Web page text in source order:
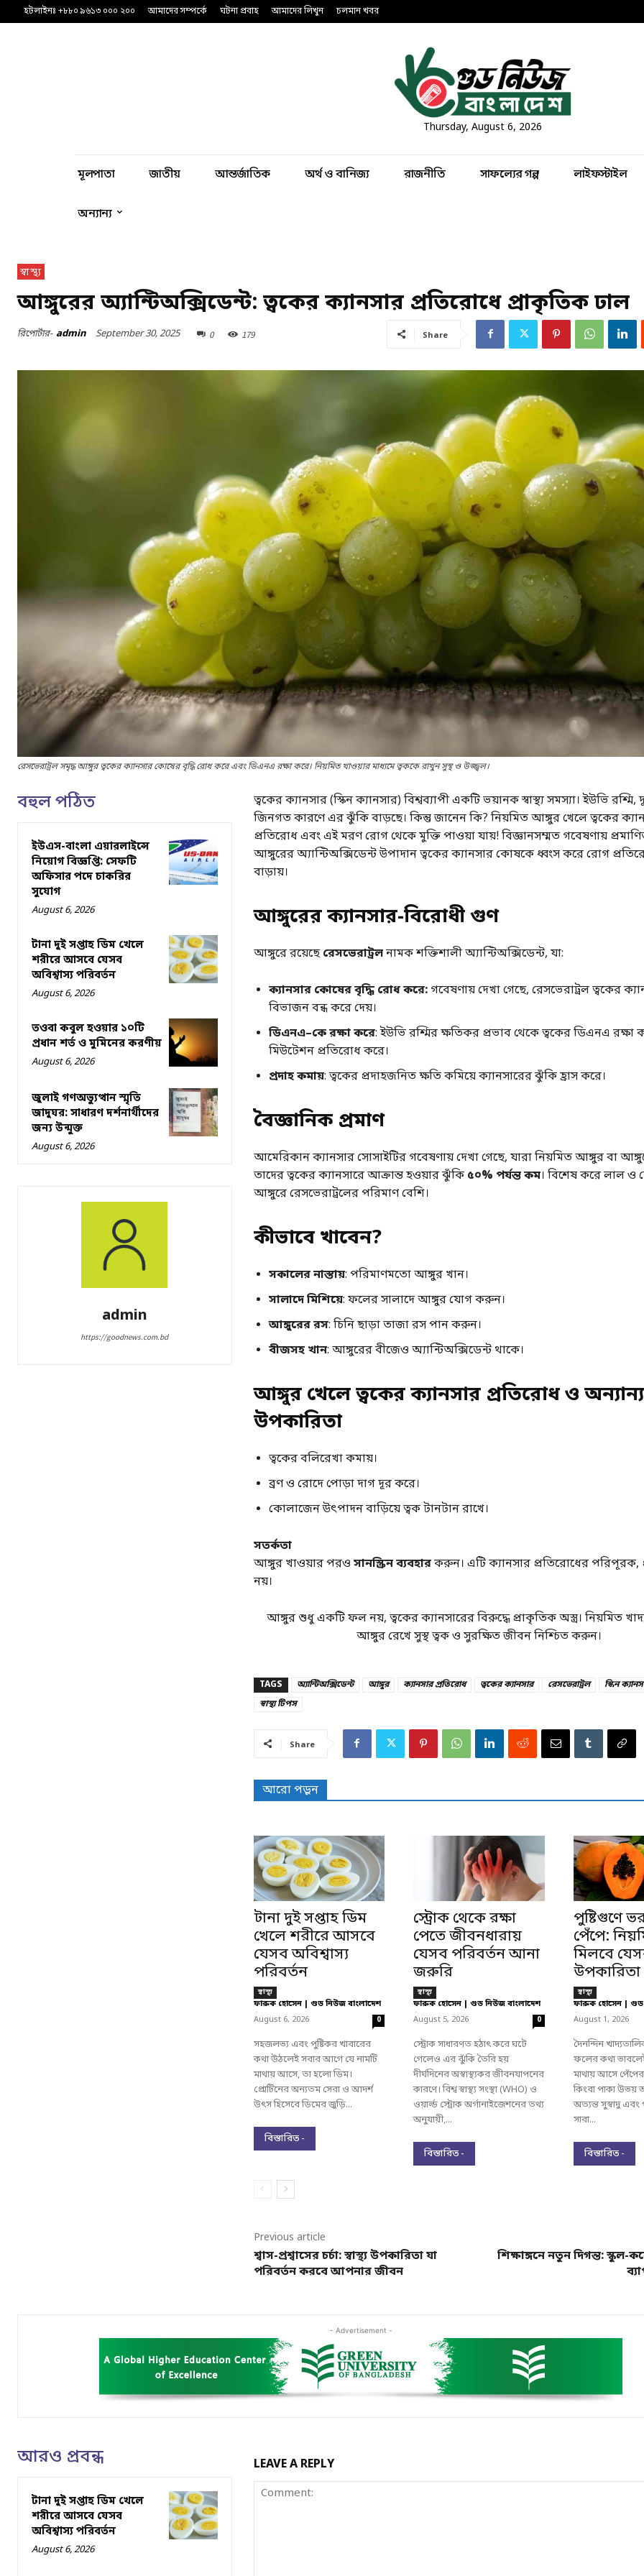
হটলাইনঃ +৮৮০ ৯৬১৩ ০০০ ২০০ আমাদের সম্পর্কে ঘটনা প্রবাহ আমাদের লিখুন চলমান খবর
Thursday, August 6, 2026
মূলপাতা জাতীয় আন্তর্জাতিক অর্থ ও বানিজ্য রাজনীতি সাফল্যের গল্প লাইফস্টাইল
অন্যান্য
স্বাস্থ্য
আঙ্গুরের অ্যান্টিঅক্সিডেন্ট: ত্বকের ক্যানসার প্রতিরোধে প্রাকৃতিক ঢাল
রিপোর্টার- admin September 30, 2025 0 179 Share
রেসভেরাট্রল সমৃদ্ধ আঙ্গুর ত্বকের ক্যানসার কোষের বৃদ্ধি রোধ করে এবং ডিএনএ রক্ষা করে। নিয়মিত খাওয়ার মাধ্যমে ত্বককে রাখুন সুস্থ ও উজ্জ্বল।
বহুল পঠিত
ইউএস-বাংলা এয়ারলাইন্সে
নিয়োগ বিজ্ঞপ্তি: সেফটি
অফিসার পদে চাকরির
সুযোগ
August 6, 2026
টানা দুই সপ্তাহ ডিম খেলে
শরীরে আসবে যেসব
অবিশ্বাস্য পরিবর্তন
August 6, 2026
তওবা কবুল হওয়ার ১০টি
প্রধান শর্ত ও মুমিনের করণীয়
August 6, 2026
জুলাই গণঅভ্যুত্থান স্মৃতি
জাদুঘর: সাধারণ দর্শনার্থীদের
জন্য উন্মুক্ত
August 6, 2026
admin
https://goodnews.com.bd
ত্বকের ক্যানসার (স্কিন ক্যানসার) বিশ্বব্যাপী একটি ভয়ানক স্বাস্থ্য সমস্যা। ইউভি
জিনগত কারণে এর ঝুঁকি বাড়ছে। কিন্তু জানেন কি? নিয়মিত আঙ্গুর খেলে ত্বকের
প্রতিরোধ এবং এই মরণ রোগ থেকে মুক্তি পাওয়া যায়! বিজ্ঞানসম্মত গবেষণায়
আঙ্গুরের অ্যান্টিঅক্সিডেন্ট উপাদান ত্বকের ক্যানসার কোষকে ধ্বংস করে রোগ
বাড়ায়।
আঙ্গুরের ক্যানসার-বিরোধী গুণ
আঙ্গুরে রয়েছেরেসভেরাট্রলনামক শক্তিশালী অ্যান্টিঅক্সিডেন্ট, যা:
ক্যানসার কোষের বৃদ্ধি রোধ করে:গবেষণায় দেখা গেছে, রেসভেরাট্রল ত্বকের
বিভাজন বন্ধ করে দেয়।
ডিএনএ–কে রক্ষা করে: ইউভি রশ্মির ক্ষতিকর প্রভাব থেকে ত্বকের ডিএনএ রক্ষা
মিউটেশন প্রতিরোধ করে।
প্রদাহ কমায়: ত্বকের প্রদাহজনিত ক্ষতি কমিয়ে ক্যানসারের ঝুঁকি হ্রাস করে।
বৈজ্ঞানিক প্রমাণ
আমেরিকান ক্যানসার সোসাইটির গবেষণায় দেখা গেছে, যারা নিয়মিত আঙ্গুর বা
তাদের ত্বকের ক্যানসারে আক্রান্ত হওয়ার ঝুঁকি ৫০% পর্যন্ত কম। বিশেষ করে লাল ও
আঙ্গুরে রেসভেরাট্রলের পরিমাণ বেশি।
কীভাবে খাবেন?
সকালের নাস্তায়: পরিমাণমতো আঙ্গুর খান।
সালাদে মিশিয়ে: ফলের সালাদে আঙ্গুর যোগ করুন।
আঙ্গুরের রস: চিনি ছাড়া তাজা রস পান করুন।
বীজসহ খান: আঙ্গুরের বীজেও অ্যান্টিঅক্সিডেন্ট থাকে।
আঙ্গুর খেলে ত্বকের ক্যানসার প্রতিরোধ ও অন্যান্য
উপকারিতা
ত্বকের বলিরেখা কমায়।
ব্রণ ও রোদে পোড়া দাগ দূর করে।
কোলাজেন উৎপাদন বাড়িয়ে ত্বক টানটান রাখে।
সতর্কতা
আঙ্গুর খাওয়ার পরও সানস্ক্রিন ব্যবহারকরুন। এটি ক্যানসার প্রতিরোধের পরিপূরক,
নয়।
আঙ্গুর শুধু একটি ফল নয়, ত্বকের ক্যানসারের বিরুদ্ধে প্রাকৃতিক অস্ত্র। নিয়মিত
আঙ্গুর রেখে সুস্থ ত্বক ও সুরক্ষিত জীবন নিশ্চিত করুন।
TAGS অ্যান্টিঅক্সিডেন্ট আঙ্গুর ক্যানসার প্রতিরোধ ত্বকের ক্যানসার রেসভেরাট্রল
স্কিন
স্বাস্থ্য টিপস
Share
আরো পড়ুন
টানা দুই সপ্তাহ ডিম
খেলে শরীরে আসবে
যেসব অবিশ্বাস্য
পরিবর্তন
স্বাস্থ্য
ফারুক হোসেন | গুড নিউজ বাংলাদেশ
-
August 6, 2026 0
সহজলভ্য এবং পুষ্টিকর খাবারের
কথা উঠলেই সবার আগে যে নামটি
মাথায় আসে, তা হলো ডিম।
প্রোটিনের অন্যতম সেরা ও আদর্শ
উৎস হিসেবে ডিমের জুড়ি...
বিস্তারিত -
স্ট্রোক থেকে রক্ষা
পেতে জীবনধারায়
যেসব পরিবর্তন আনা
জরুরি
স্বাস্থ্য
ফারুক হোসেন | গুড নিউজ বাংলাদেশ
-
August 5, 2026 0
স্ট্রোক সাধারণত হঠাৎ করে ঘটে
গেলেও এর ঝুঁকি তৈরি হয়
দীর্ঘদিনের অস্বাস্থ্যকর জীবনযাপনের
কারণে। বিশ্ব স্বাস্থ্য সংস্থা (WHO) ও
ওয়ার্ল্ড স্ট্রোক অর্গানাইজেশনের তথ্য
অনুযায়ী,...
বিস্তারিত -
পুষ্টিগুণে
পেঁপে:
মিলবে
উপকারিতা
স্বাস্থ্য
ফারুক হোসেন | গুড
-
August 1, 2026
দৈনন্দিন
ফলের কথা
মাথায় আসে পেঁপের
কিংবা পাকা উভয়
অত্যন্ত সুস্বাদু এবং
সারা...
বিস্তারিত -
Previous article
শ্বাস-প্রশ্বাসের চর্চা: স্বাস্থ্য উপকারিতা যা
পরিবর্তন করবে আপনার জীবন
শিক্ষাঙ্গনে নতুন দিগন্ত: স্কুল-
- Advertisement -
আরও প্রবন্ধ
টানা দুই সপ্তাহ ডিম খেলে
শরীরে আসবে যেসব
অবিশ্বাস্য পরিবর্তন
August 6, 2026
LEAVE A REPLY